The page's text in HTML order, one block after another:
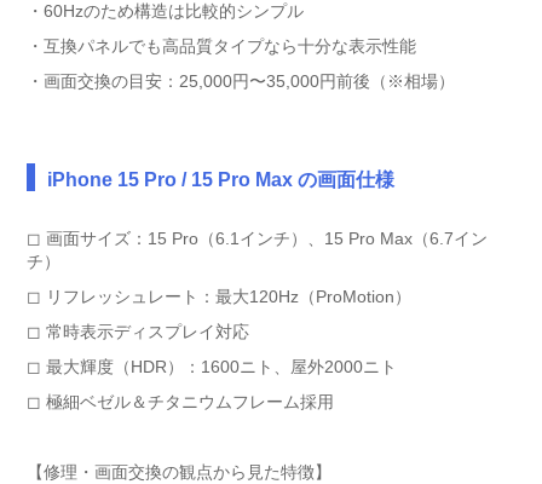
・60Hzのため構造は比較的シンプル
・互換パネルでも高品質タイプなら十分な表示性能
・画面交換の目安：25,000円〜35,000円前後（※相場）
iPhone 15 Pro / 15 Pro Max の画面仕様
◻︎ 画面サイズ：15 Pro（6.1インチ）、15 Pro Max（6.7イン
チ）
◻︎ リフレッシュレート：最大120Hz（ProMotion）
◻︎ 常時表示ディスプレイ対応
◻︎ 最大輝度（HDR）：1600ニト、屋外2000ニト
◻︎ 極細ベゼル＆チタニウムフレーム採用
【修理・画面交換の観点から見た特徴】